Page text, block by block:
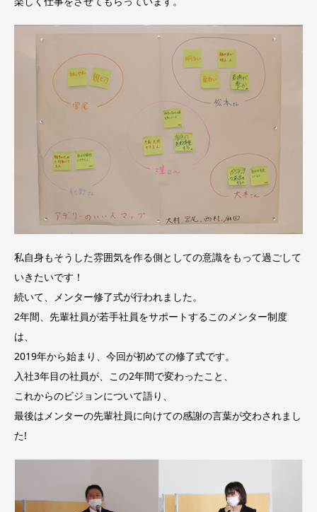
私自身もそうした雰囲気を作る側としての意識をもって過ごして
いきたいです！
続いて、メンター修了式が行われました。
2年間、先輩社員が若手社員をサポートするこのメンター制度
は、
2019年から始まり、今回が初めての修了式です。
入社3年目の社員が、この2年間で変わったこと、
これからのビジョンについて語り、
最後はメンターの先輩社員に向けての感謝の言葉が交わされまし
た!